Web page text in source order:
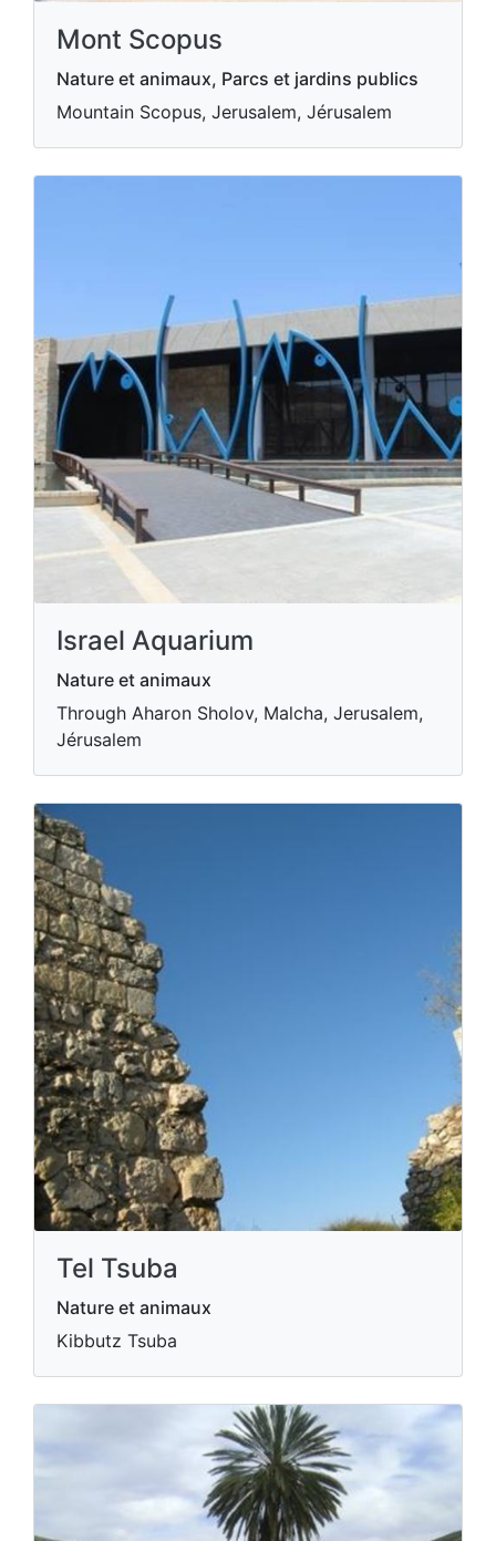
Mont Scopus
Nature et animaux, Parcs et jardins publics
Mountain Scopus, Jerusalem, Jérusalem
Israel Aquarium
Nature et animaux
Through Aharon Sholov, Malcha, Jerusalem,
Jérusalem
Tel Tsuba
Nature et animaux
Kibbutz Tsuba